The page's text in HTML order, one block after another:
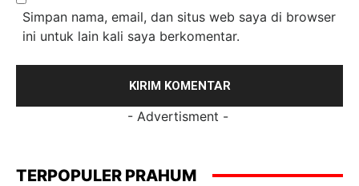
Simpan nama, email, dan situs web saya di browser
ini untuk lain kali saya berkomentar.
- Advertisment -
TERPOPULER PRAHUM